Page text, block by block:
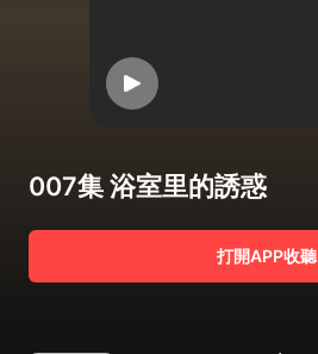
007集 浴室里的誘惑
打開APP收聽